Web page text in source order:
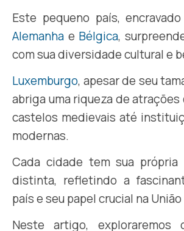
Este pequeno país,
Alemanha e Bélgica,
com sua diversidade cultural e
Luxemburgo, apesar de seu
abriga uma riqueza de atrações
castelos medievais até
modernas.
Cada cidade tem sua própria
distinta, refletindo a
país e seu papel crucial na
Neste artigo, exploraremos